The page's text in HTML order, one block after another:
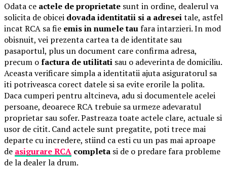
Odata ce actele de proprietate sunt in ordine, dealerul va
solicita de obicei dovada identitatii si a adreseitale, astfel
incat RCA sa fie emis in numele taufara intarzieri. In mod
obisnuit, vei prezenta cartea ta de identitate sau
pasaportul, plus un document care confirma adresa,
precum ofactura de utilitati sau o adeverinta de domiciliu.
Aceasta verificare simpla a identitatii ajuta asiguratorul sa
iti potriveasca corect datele si sa evite erorile la polita.
Daca cumperi pentru altcineva, adu si documentele acelei
persoane, deoarece RCA trebuie sa urmeze adevaratul
proprietar sau sofer. Pastreaza toate actele clare, actuale si
usor de citit. Cand actele sunt pregatite, poti trece mai
departe cu incredere, stiind ca esti cu un pas mai aproape
de asigurare RCA completa si de o predare fara probleme
de la dealer la drum.